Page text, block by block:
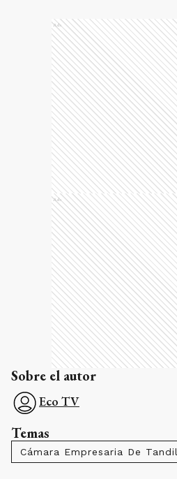
Ads
Ads
Sobre el autor
Eco TV
Temas
Cámara Empresaria De Tandil